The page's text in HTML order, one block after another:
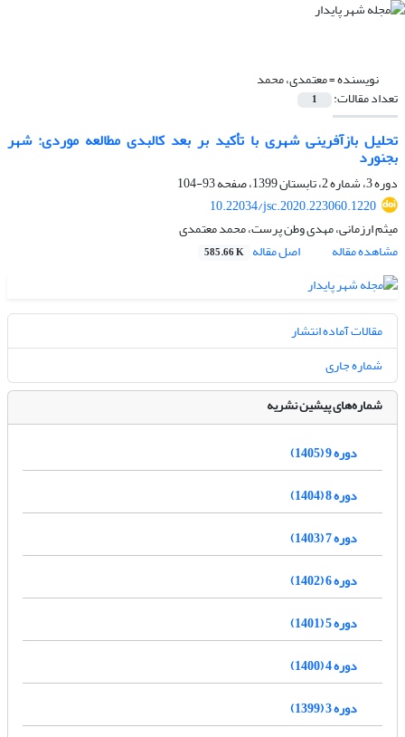
نویسنده =معتمدی، محمد
تعداد مقالات: 1
تحلیل بازآفرینی شهری با تأکید بر بعد کالبدی مطالعه موردی: شهر
بجنورد
دوره 3، شماره 2، تابستان 1399، صفحه
93-104
10.22034/jsc.2020.223060.1220
میثم ارزمانی، مهدی وطن پرست، محمد معتمدی
مشاهده مقاله
اصل مقاله 585.66 K
مقالات آماده انتشار
شماره جاری
شماره‌های پیشین نشریه
دوره 9 (1405)
دوره 8 (1404)
دوره 7 (1403)
دوره 6 (1402)
دوره 5 (1401)
دوره 4 (1400)
دوره 3 (1399)